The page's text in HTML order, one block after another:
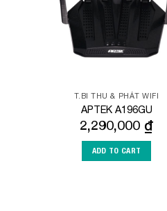
T.BI THU & PHÁT WIFI
APTEK A196GU
2,290,000 ₫
ADD TO CART